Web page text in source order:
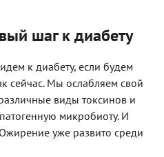
шаг к диабету
к диабету, если будем
сейчас. Мы ослабляем свой
виды токсинов и
микробиоту. И
уже развито среди